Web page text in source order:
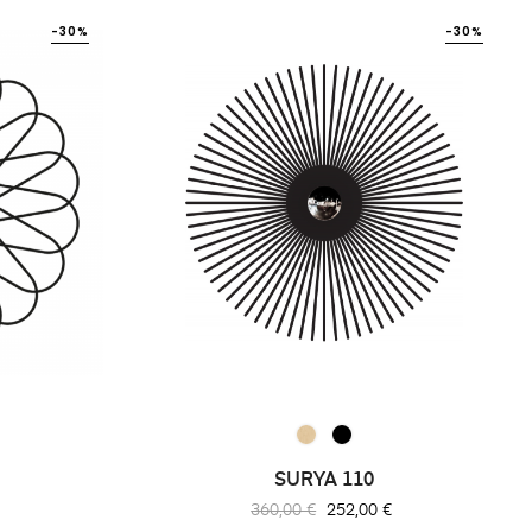
-30%
SURYA 110
Prix
360,00 €
-30%
Prix
252,00 €